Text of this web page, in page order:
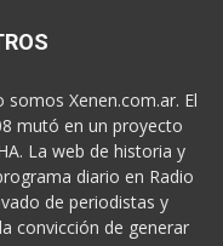
somos Xenen.com.ar. El
mutó en un proyecto
La web de historia y
diario en Radio
de periodistas y
convicción de generar